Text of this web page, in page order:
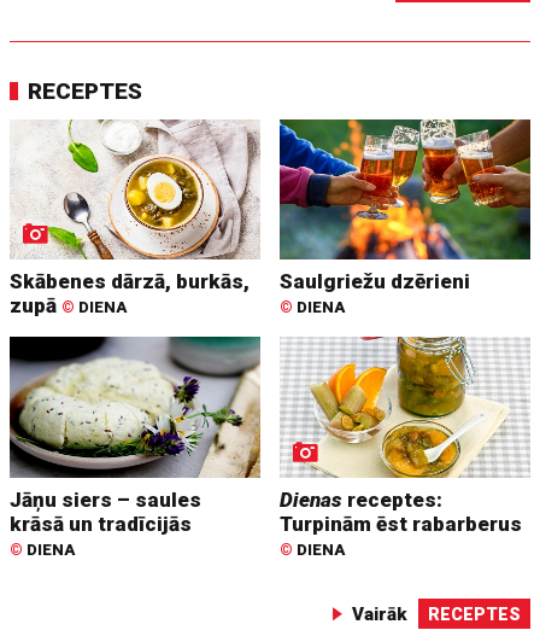
RECEPTES
Skābenes dārzā, burkās,
zupā © DIENA
Saulgriežu dzērieni
© DIENA
Jāņu siers – saules
krāsā un tradīcijās
© DIENA
Dienas receptes:
Turpinām ēst rabarberus
© DIENA
Vairāk RECEPTES